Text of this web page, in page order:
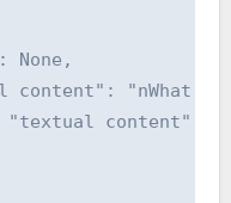
None,
content": "nWhat
content"